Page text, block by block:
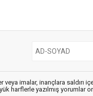
imalar, inançlara saldırı
harflerle yazılmış yorumlar